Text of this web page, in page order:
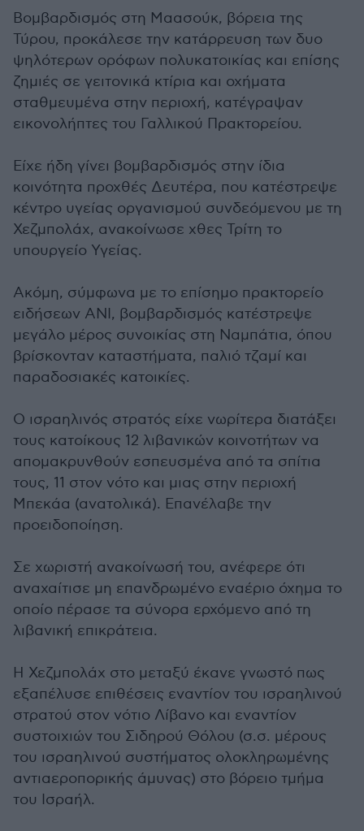
Βομβαρδισμός στη Μαασούκ, βόρεια της
Τύρου, προκάλεσε την κατάρρευση των δυο
ψηλότερων ορόφων πολυκατοικίας και επίσης
ζημιές σε γειτονικά κτίρια και οχήματα
σταθμευμένα στην περιοχή, κατέγραψαν
εικονολήπτες του Γαλλικού Πρακτορείου.
Είχε ήδη γίνει βομβαρδισμός στην ίδια
κοινότητα προχθές Δευτέρα, που κατέστρεψε
κέντρο υγείας οργανισμού συνδεόμενου με τη
Χεζμπολάχ, ανακοίνωσε χθες Τρίτη το
υπουργείο Υγείας.
Ακόμη, σύμφωνα με το επίσημο πρακτορείο
ειδήσεων ANI, βομβαρδισμός κατέστρεψε
μεγάλο μέρος συνοικίας στη Ναμπάτια, όπου
βρίσκονταν καταστήματα, παλιό τζαμί και
παραδοσιακές κατοικίες.
Ο ισραηλινός στρατός είχε νωρίτερα διατάξει
τους κατοίκους 12 λιβανικών κοινοτήτων να
απομακρυνθούν εσπευσμένα από τα σπίτια
τους, 11 στον νότο και μιας στην περιοχή
Μπεκάα (ανατολικά). Επανέλαβε την
προειδοποίηση.
Σε χωριστή ανακοίνωσή του, ανέφερε ότι
αναχαίτισε μη επανδρωμένο εναέριο όχημα το
οποίο πέρασε τα σύνορα ερχόμενο από τη
λιβανική επικράτεια.
Η Χεζμπολάχ στο μεταξύ έκανε γνωστό πως
εξαπέλυσε επιθέσεις εναντίον του ισραηλινού
στρατού στον νότιο Λίβανο και εναντίον
συστοιχιών του Σιδηρού Θόλου (σ.σ. μέρους
του ισραηλινού συστήματος ολοκληρωμένης
αντιαεροπορικής άμυνας) στο βόρειο τμήμα
του Ισραήλ.